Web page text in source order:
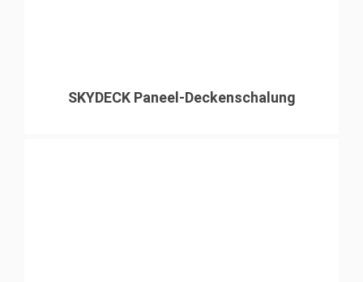
SKYDECK Paneel-Deckenschalung